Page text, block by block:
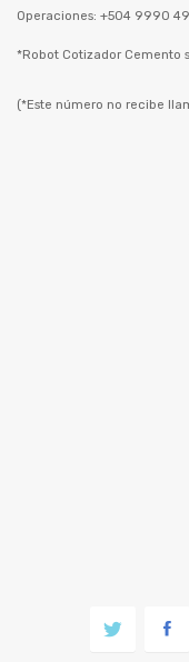
Operaciones: +504 9990
*Robot Cotizador Cemento
(*Este número no recibe